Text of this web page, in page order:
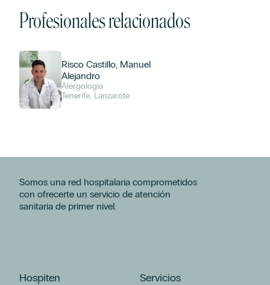
Profesionales relacionados
Risco Castillo, Manuel
Alejandro
Alergología
Tenerife, Lanzarote
Somos una red hospitalaria comprometidos
con ofrecerte un servicio de atención
sanitaria de primer nivel.
Hospiten Servicios